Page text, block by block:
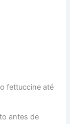
fettuccine até
antes de